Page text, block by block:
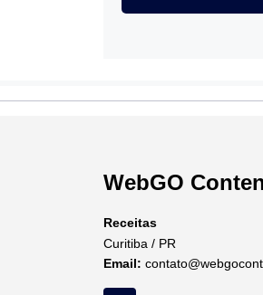
WebGO
Receitas
Curitiba / PR
Email: